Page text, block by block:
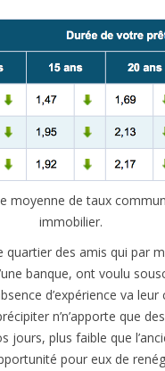
moyenne de taux
immobilier.
des amis qui par
banque, ont voulu
d’expérience va leur
n’n’apporte que
plus faible que
pour eux de